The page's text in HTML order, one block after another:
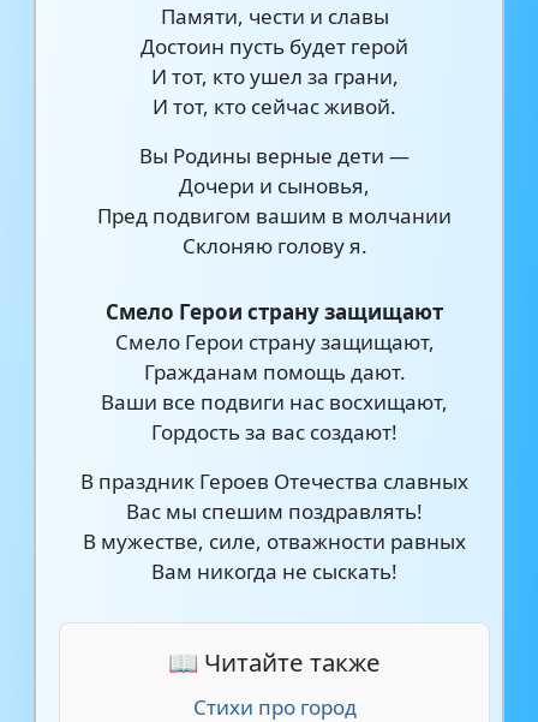
Памяти, чести и славы
Достоин пусть будет герой
И тот, кто ушел за грани,
И тот, кто сейчас живой.
Вы Родины верные дети —
Дочери и сыновья,
Пред подвигом вашим в молчании
Склоняю голову я.
Смело Герои страну защищают
Смело Герои страну защищают,
Гражданам помощь дают.
Ваши все подвиги нас восхищают,
Гордость за вас создают!
В праздник Героев Отечества славных
Вас мы спешим поздравлять!
В мужестве, силе, отважности равных
Вам никогда не сыскать!
📖 Читайте также
Стихи про город